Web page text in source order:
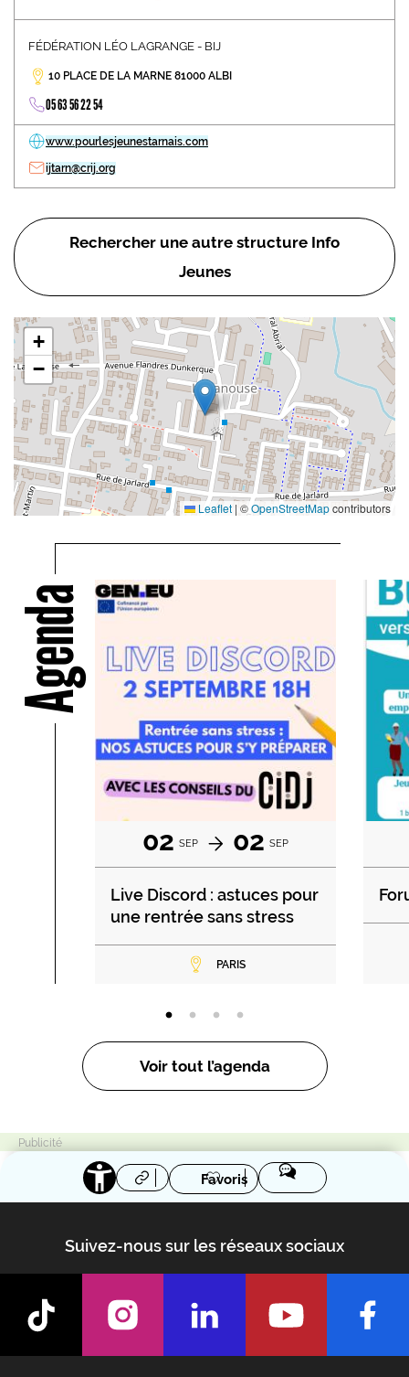
FÉDÉRATION LÉO LAGRANGE - BIJ
10 PLACE DE LA MARNE 81000 ALBI
05 63 56 22 54
www.pourlesjeunestarnais.com
ijtarn@crij.org
Rechercher une autre structure Info
Jeunes
+
−
Leaflet | ©OpenStreetMapcontributors
Agenda
02 SEP 02 SEP
Live Discord : astuces pour
une rentrée sans stress
PARIS
Voir tout l’agenda
Favoris
Suivez-nous sur les réseaux sociaux